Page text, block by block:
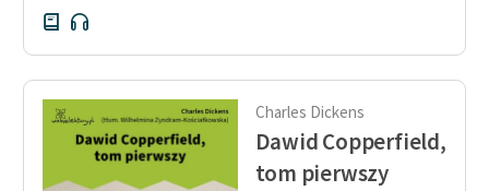
Materiały promocyjne
Regulamin biblioteki
Dane fundacji i
sprawozdania finansowe
Charles Dickens
Dawid Copperfield,
tom pierwszy